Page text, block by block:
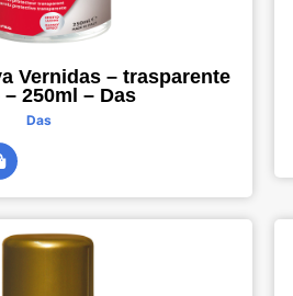
Vernidas – trasparente
250ml – Das
Das